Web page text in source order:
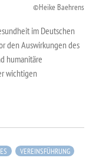
Heike Baehrens
im Deutschen
den Auswirkungen des
humanitäre
wichtigen
VEREINSFÜHRUNG